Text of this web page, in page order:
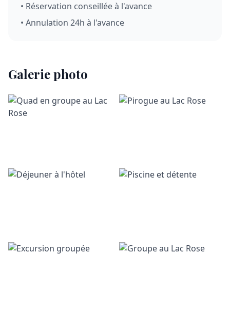
• Réservation conseillée à l'avance
• Annulation 24h à l'avance
Galerie photo